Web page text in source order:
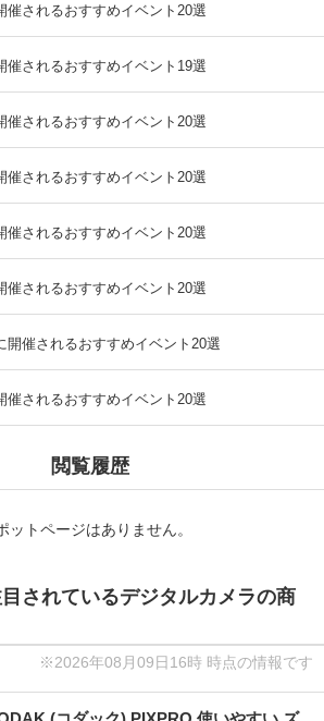
催されるおすすめイベント20選
催されるおすすめイベント19選
催されるおすすめイベント20選
催されるおすすめイベント20選
催されるおすすめイベント20選
催されるおすすめイベント20選
開催されるおすすめイベント20選
催されるおすすめイベント20選
閲覧履歴
トページはありません。
されているデジタルカメラの商
※2026年08月09日16時 時点の情報です